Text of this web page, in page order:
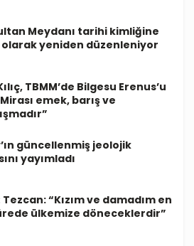
Meydanı tarihi kimliğine
yeniden düzenleniyor
TBMM’de Bilgesu Erenus’u
emek, barış ve
güncellenmiş jeolojik
yayımladı
“Kızım ve damadım en
ülkemize döneceklerdir”